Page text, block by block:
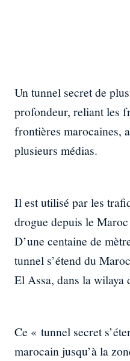
Un tunnel secret de
profondeur, reliant les
frontières marocaines,
plusieurs médias.
Il est utilisé par les
drogue depuis le
D’une centaine de
tunnel s’étend du
El Assa, dans la wilaya
Ce « tunnel secret
marocain jusqu’à la